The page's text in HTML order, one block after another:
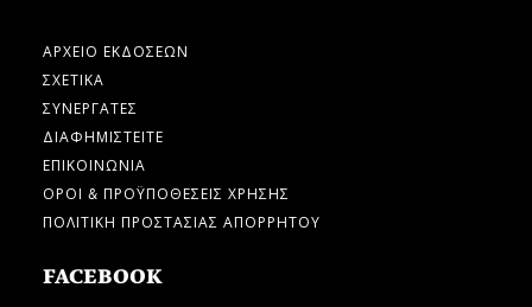
ΑΡΧΕΙΟ ΕΚΔΟΣΕΩΝ
ΣΧΕΤΙΚΑ
ΣΥΝΕΡΓΑΤΕΣ
ΔΙΑΦΗΜΙΣΤΕΙΤΕ
ΕΠΙΚΟΙΝΩΝΙΑ
ΟΡΟΙ & ΠΡΟΫΠΟΘΕΣΕΙΣ ΧΡΗΣΗΣ
ΠΟΛΙΤΙΚΗ ΠΡΟΣΤΑΣΙΑΣ ΑΠΟΡΡΗΤΟΥ
FACEBOOK